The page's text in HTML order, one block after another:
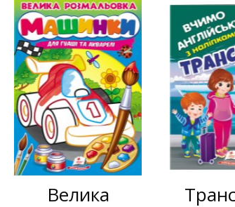
Велика
Транспорт.